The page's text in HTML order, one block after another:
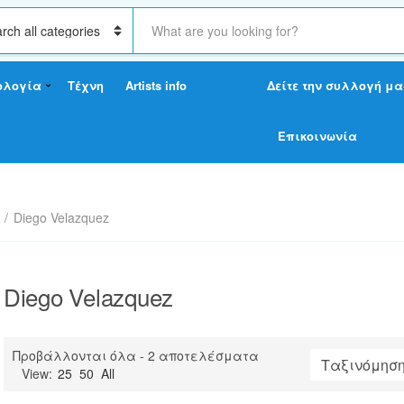
S
a
c
x
Τέχνη Artists info Δείτε την συλλογή
Επικοινωνία
/ Diego Velazquez
Diego Velazquez
Προβάλλονται όλα - 2 αποτελέσματα
View: 25 50 All